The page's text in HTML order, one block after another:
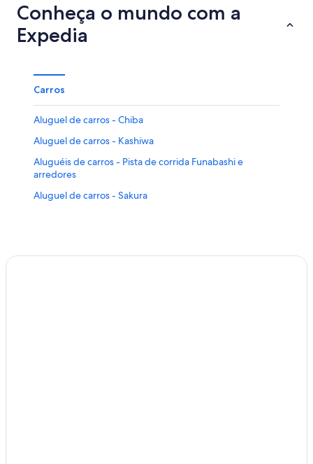
Conheça o mundo com a
Expedia
Carros
Aluguel de carros - Chiba
Aluguel de carros - Kashiwa
Aluguéis de carros - Pista de corrida Funabashi e
arredores
Aluguel de carros - Sakura